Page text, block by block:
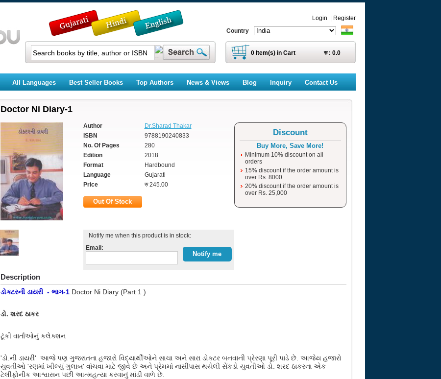
Login
Register
Country
0Item(s) in Cart रु : 0.0
All Languages Best Seller Books Top Authors News & Views Blog Inquiry Contact Us
Doctor Ni Diary-1
Author
Dr.Sharad Thakar
ISBN
9788190240833
No. Of Pages
280
Edition
2018
Format
Hardbound
Language
Gujarati
Price
रु 245.00
Discount
Buy More, Save More!
Minimum 10% discount on all
orders
15% discount if the order amount is
over Rs. 8000
20% discount if the order amount is
over Rs. 25,000
Notify me when this product is in stock:
Email:
Description
ડોક્ટરની ડાયરી - ભાગ-1Doctor Ni Diary (Part 1 )
ડો. શરદ ઠાકર
ટૂંકી વાર્તાઓનું કલેક્શન
'ડો.ની ડાયરી' આજે પણ ગુજરાતના હજારો વિદ્યાર્થીઓને સાચા અને સારા ડોક્ટર બનવાની પ્રેરણા પૂરી પાડે છે. આજેય હજારો
યુવતીઓ 'રણમાં ખીલ્યું ગુલાબ' વાંચવા માટે જીવે છે અને પ્રેમમાં નાસીપાસ થયેલી સેંકડો યુવતીઓ ડો. શરદ ઠાકરના એક
ટેલીફોનીક આશ્વાસન પછી આત્મહત્યા કરવાનું માંડી વાળે છે.